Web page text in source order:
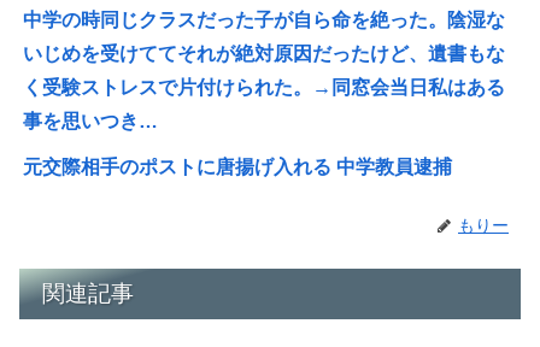
中学の時同じクラスだった子が自ら命を絶った。陰湿な
いじめを受けててそれが絶対原因だったけど、遺書もな
く受験ストレスで片付けられた。→同窓会当日私はある
事を思いつき…
元交際相手のポストに唐揚げ入れる 中学教員逮捕
もりー
関連記事